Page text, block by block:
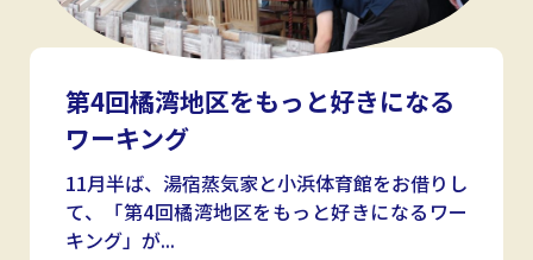
第4回橘湾地区をもっと好きになる
ワーキング
11月半ば、湯宿蒸気家と小浜体育館をお借りし
て、「第4回橘湾地区をもっと好きになるワー
キング」が...